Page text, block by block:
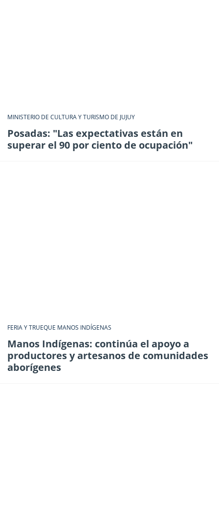
MINISTERIO DE CULTURA Y TURISMO DE JUJUY
Posadas: "Las expectativas están en
superar el 90 por ciento de ocupación"
FERIA Y TRUEQUE MANOS INDÍGENAS
Manos Indígenas: continúa el apoyo a
productores y artesanos de comunidades
aborígenes